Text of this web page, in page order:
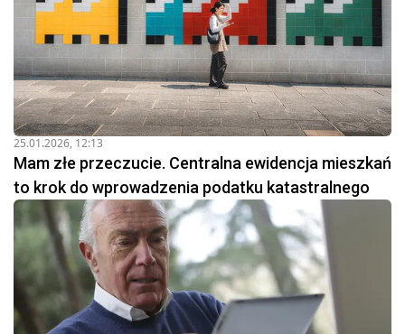
25.01.2026, 12:13
Mam złe przeczucie. Centralna ewidencja mieszkań
to krok do wprowadzenia podatku katastralnego